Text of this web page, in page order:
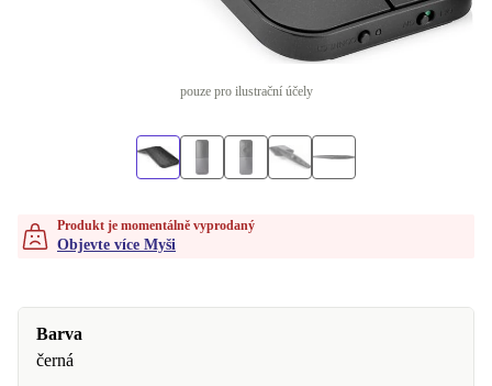
pouze pro ilustrační účely
Produkt je momentálně vyprodaný
Objevte více Myši
Barva
černá